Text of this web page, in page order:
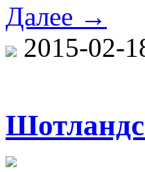
Далее →
2015-02-